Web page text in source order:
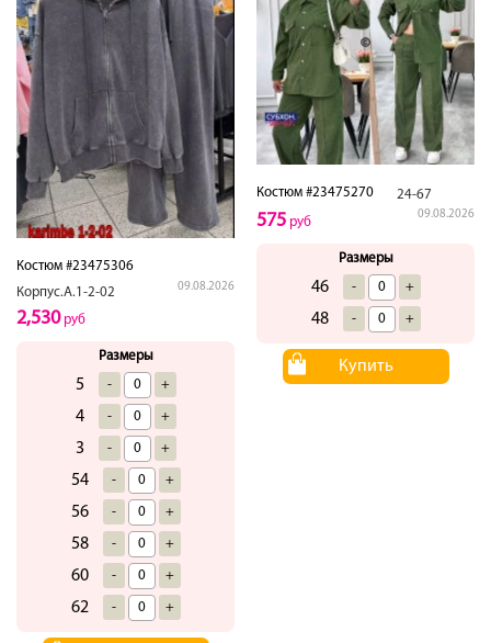
Костюм #23475306
Корпус.А.1-2-02
09.08.2026
2,530руб
Размеры
5 - +
4 - +
3 - +
54 - +
56 - +
58 - +
60 - +
62 - +
Костюм #23475270 24-67
09.08.2026
575 руб
Размеры
46 - +
48 - +
Купить